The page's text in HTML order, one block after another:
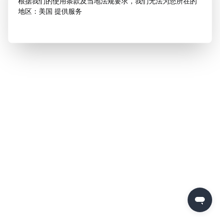
地区：美国 提供服务